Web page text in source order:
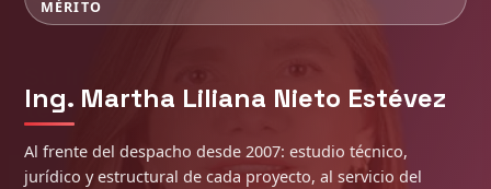
MÉRITO
Ing. Martha Liliana Nieto Estévez
Al frente del despacho desde 2007: estudio técnico,
jurídico y estructural de cada proyecto, al servicio del